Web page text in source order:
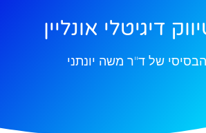
דיגיטלי אונליין
של ד"ר משה יונתני